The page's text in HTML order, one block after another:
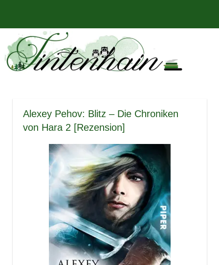
springen
Tintenhain
–
Der
Rezensionen
und
mehr
Alexey Pehov: Blitz – Die Chroniken
von Hara 2 [Rezension]